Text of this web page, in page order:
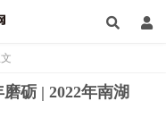
砺 | 2022年南湖